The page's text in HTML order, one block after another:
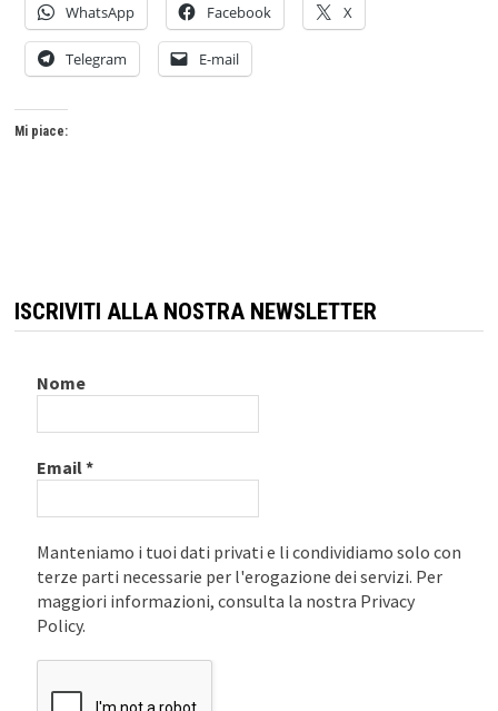
WhatsApp Facebook X
Telegram E-mail
Mi piace:
ISCRIVITI ALLA NOSTRA NEWSLETTER
Nome
Email*
Manteniamo i tuoi dati privati e li condividiamo solo con
terze parti necessarie per l'erogazione dei servizi. Per
maggiori informazioni, consulta la nostra Privacy
Policy.